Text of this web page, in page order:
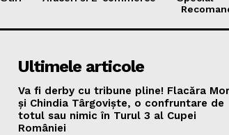
Ultimele articole
Va fi derby cu tribune pline! Flacăra
și Chindia Târgoviște, o confruntare de
totul sau nimic în Turul 3 al Cupei
României